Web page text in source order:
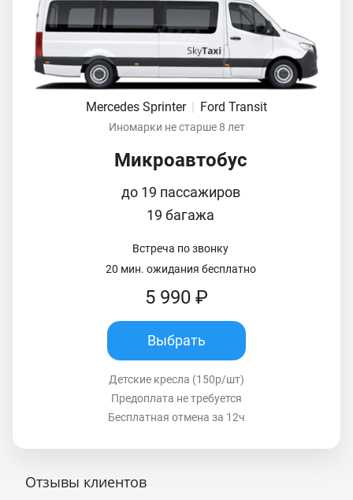
Mercedes Sprinter | Ford Transit
Иномарки не старше 8 лет
Микроавтобус
до 19 пассажиров
19 багажа
Встреча по звонку
20 мин. ожидания бесплатно
5 990 ₽
Выбрать
Детские кресла (150р/шт)
Предоплата не требуется
Бесплатная отмена за 12ч
Отзывы клиентов